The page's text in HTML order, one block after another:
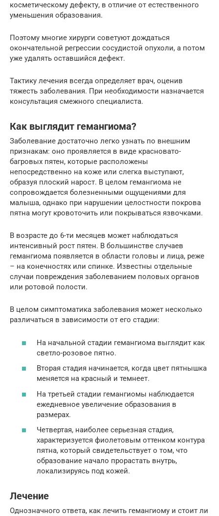
косметическому дефекту, в отличие от естественного
уменьшения образования.
Поэтому многие хирурги советуют дождаться
окончательной регрессии сосудистой опухоли, а потом
уже удалять оставшийся дефект.
Тактику лечения всегда определяет врач, оценив
тяжесть заболевания. При необходимости назначается
консультация смежного специалиста.
Как выглядит гемангиома?
Заболевание достаточно легко узнать по внешним
признакам: оно проявляется в виде красновато-
багровых пятен, которые расположены
непосредственно на коже или слегка выступают,
образуя плоский нарост. В целом гемангиома не
сопровождается болезненными ощущениями для
малыша, однако при нарушении целостности покрова
пятна могут кровоточить или покрываться язвочками.
В возрасте до 6-ти месяцев может наблюдаться
интенсивный рост пятен. В большинстве случаев
гемангиома появляется в области головы и лица, реже
– на конечностях или спинке. Известны отдельные
случаи повреждения заболеванием половых органов
или ротовой полости.
В целом симптоматика заболевания может несколько
различаться в зависимости от его стадии:
На начальной стадии гемангиома выглядит как
светло-розовое пятно.
Вторая стадия начинается, когда цвет пятнышка
меняется на красный и темнеет.
На третьей стадии гемангиомы наблюдается
ежедневное увеличение образования в
размерах.
Четвертая, наиболее серьезная стадия,
характеризуется фиолетовым оттенком контура
пятна, который свидетельствует о том, что
образование начало прорастать внутрь,
локализируясь под кожей.
Лечение
Однозначного ответа, как лечить гемангиому и стоит ли